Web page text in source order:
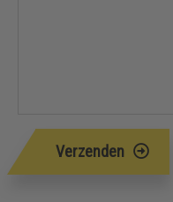
Verzenden